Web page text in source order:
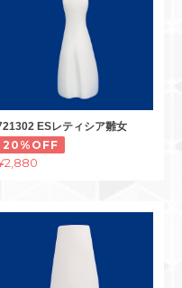
ESレティシア雛女
20%OFF